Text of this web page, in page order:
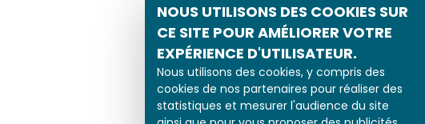
NOUS UTILISONS DES COOKIES SUR
CE SITE POUR AMÉLIORER VOTRE
EXPÉRIENCE D'UTILISATEUR.
Nous utilisons des cookies, y compris des
cookies de nos partenaires pour réaliser des
statistiques et mesurer l'audience du site